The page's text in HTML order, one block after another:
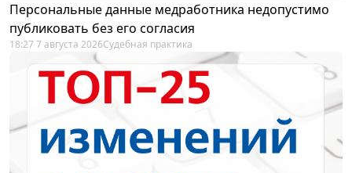
Персональные данные медработника недопустимо
публиковать без его согласия
18:27 7 августа 2026Судебная практика